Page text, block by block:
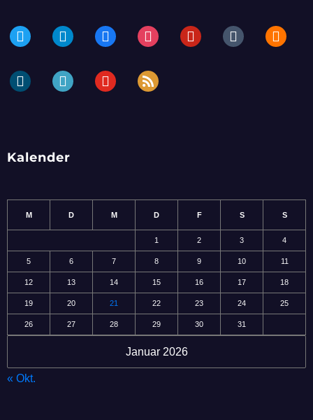
twitter telegramfacebookinstagrampinteresttumblr blogger
dailymotionperiscopeyoutube rss
Kalender
Januar 2026
M D M D F S S
1 2 3 4
5 6 7 8 9 10 11
12 13 14 15 16 17 18
19 20 21 22 23 24 25
26 27 28 29 30 31
« Okt.